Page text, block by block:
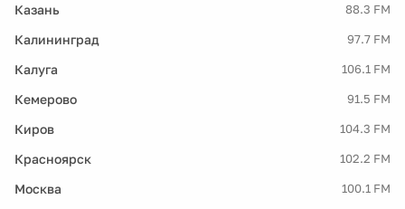
Казань 88.3 FM
Калининград 97.7 FM
Калуга 106.1 FM
Кемерово 91.5 FM
Киров 104.3 FM
Красноярск 102.2 FM
Москва 100.1 FM